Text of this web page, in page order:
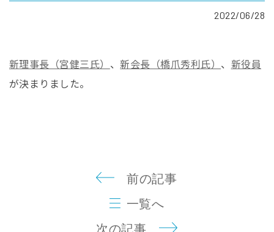
2022/06/28
新理事長（宮健三氏） 、新会長（橋爪秀利氏） 、 新役員
が決まりました。
前の記事
一覧へ
次の記事